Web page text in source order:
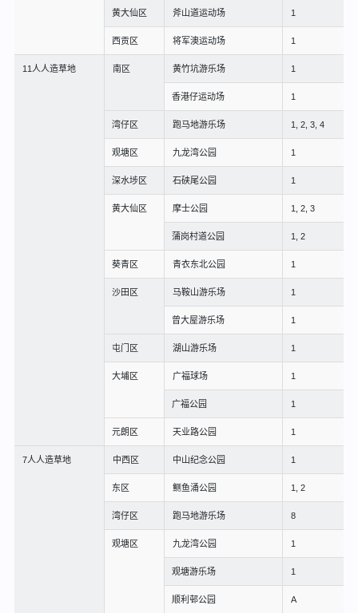
黄大仙区 斧山道运动场 1
西贡区 将军澳运动场 1
11人人造草地 南区 黄竹坑游乐场 1
香港仔运动场 1
湾仔区 跑马地游乐场 1, 2, 3, 4
观塘区 九龙湾公园 1
深水埗区 石硖尾公园 1
黄大仙区 摩士公园 1, 2, 3
蒲岗村道公园 1, 2
葵青区 青衣东北公园 1
沙田区 马鞍山游乐场 1
曾大屋游乐场 1
屯门区 湖山游乐场 1
大埔区 广福球场 1
广福公园 1
元朗区 天业路公园 1
7人人造草地 中西区 中山纪念公园 1
东区 鲗鱼涌公园 1, 2
湾仔区 跑马地游乐场 8
观塘区 九龙湾公园 1
观塘游乐场 1
顺利邨公园 A